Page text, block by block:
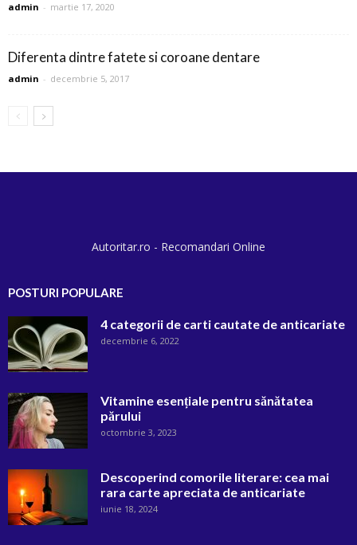
admin - martie 17, 2020
Diferenta dintre fatete si coroane dentare
admin - decembrie 5, 2017
Autoritar.ro - Recomandari Online
POSTURI POPULARE
4 categorii de carti cautate de anticariate
decembrie 6, 2022
Vitamine esențiale pentru sănătatea
părului
octombrie 3, 2023
Descoperind comorile literare: cea mai
rara carte apreciata de anticariate
iunie 18, 2024